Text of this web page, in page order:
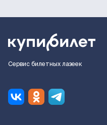
Сервис билетных лазеек